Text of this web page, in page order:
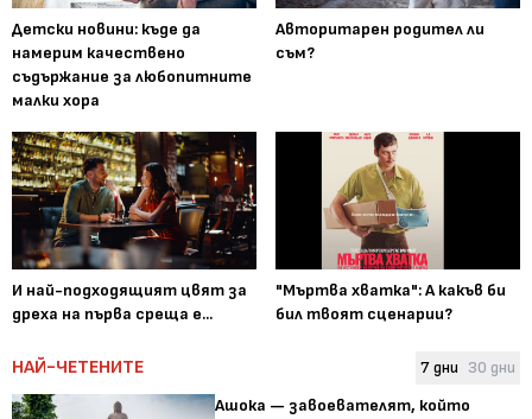
Детски новини: къде да
намерим качествено
съдържание за любопитните
малки хора
Авторитарен родител ли
съм?
И най-подходящият цвят за
дреха на първа среща е...
"Мъртва хватка": А какъв би
бил твоят сценарии?
НАЙ-ЧЕТЕНИТЕ 7 дни 30 дни
Ашока — завоевателят, който